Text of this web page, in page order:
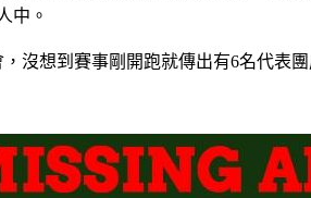
中。
沒想到賽事剛開跑就傳出有6名代表